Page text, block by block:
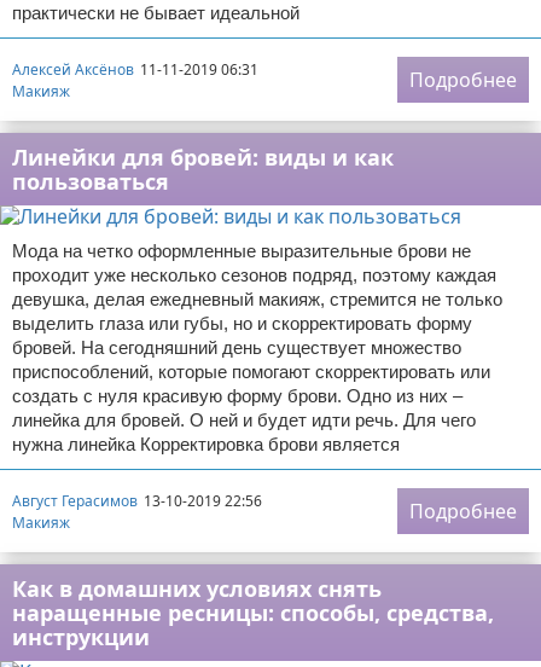
практически не бывает идеальной
Алексей Аксёнов 11-11-2019 06:31
Макияж
Подробнее
Линейки для бровей: виды и как
пользоваться
Мода на четко оформленные выразительные брови не
проходит уже несколько сезонов подряд, поэтому каждая
девушка, делая ежедневный макияж, стремится не только
выделить глаза или губы, но и скорректировать форму
бровей. На сегодняшний день существует множество
приспособлений, которые помогают скорректировать или
создать с нуля красивую форму брови. Одно из них –
линейка для бровей. О ней и будет идти речь. Для чего
нужна линейка Корректировка брови является
Август Герасимов 13-10-2019 22:56
Макияж
Подробнее
Как в домашних условиях снять
наращенные ресницы: способы, средства,
инструкции